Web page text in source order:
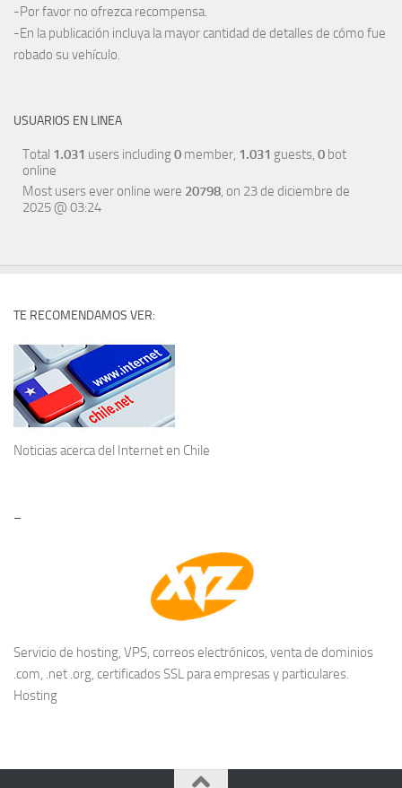
-Por favor no ofrezca recompensa.
-En la publicación incluya la mayor cantidad de detalles de cómo fue
robado su vehículo.
USUARIOS EN LINEA
Total 1.031 users including0 member, 1.031 guests, 0 bot
online
Most users ever online were 20798, on 23 de diciembre de
2025 @ 03:24
TE RECOMENDAMOS VER:
Noticias acerca del Internet en Chile
–
Servicio de hosting, VPS, correos electrónicos, venta de dominios
.com, .net .org, certificados SSL para empresas y particulares.
Hosting